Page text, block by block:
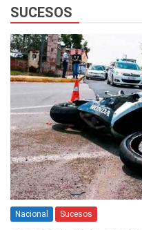
SUCESOS
Nacional Sucesos